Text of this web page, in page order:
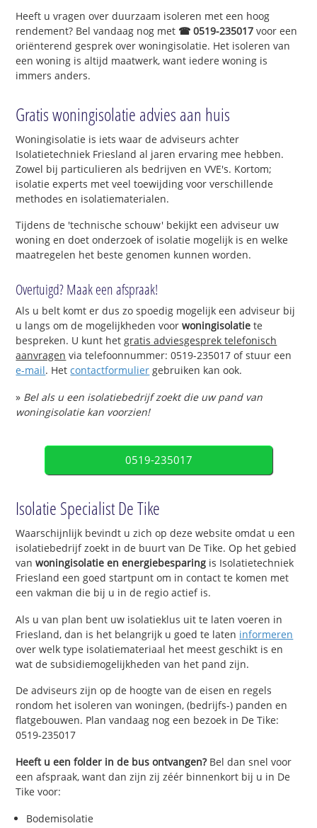
Heeft u vragen over duurzaam isoleren met een hoog
rendement? Bel vandaag nog met ☎ 0519-235017 voor een
oriënterend gesprek over woningisolatie. Het isoleren van
een woning is altijd maatwerk, want iedere woning is
immers anders.
Gratis woningisolatie advies aan huis
Woningisolatie is iets waar de adviseurs achter
Isolatietechniek Friesland al jaren ervaring mee hebben.
Zowel bij particulieren als bedrijven en VVE's. Kortom;
isolatie experts met veel toewijding voor verschillende
methodes en isolatiematerialen.
Tijdens de 'technische schouw' bekijkt een adviseur uw
woning en doet onderzoek of isolatie mogelijk is en welke
maatregelen het beste genomen kunnen worden.
Overtuigd? Maak een afspraak!
Als u belt komt er dus zo spoedig mogelijk een adviseur bij
u langs om de mogelijkheden voorwoningisolatie te
bespreken. U kunt hetgratis adviesgesprek telefonisch
aanvragen via telefoonnummer: 0519-235017 of stuur een
e-mail. Hetcontactformulier gebruiken kan ook.
» Bel als u een isolatiebedrijf zoekt die uw pand van
woningisolatie kan voorzien!
0519-235017
Isolatie Specialist De Tike
Waarschijnlijk bevindt u zich op deze website omdat u een
isolatiebedrijf zoekt in de buurt van De Tike. Op het gebied
vanwoningisolatie en energiebesparing is Isolatietechniek
Friesland een goed startpunt om in contact te komen met
een vakman die bij u in de regio actief is.
Als u van plan bent uw isolatieklus uit te laten voeren in
Friesland, dan is het belangrijk u goed te laten informeren
over welk type isolatiemateriaal het meest geschikt is en
wat de subsidiemogelijkheden van het pand zijn.
De adviseurs zijn op de hoogte van de eisen en regels
rondom het isoleren van woningen, (bedrijfs-) panden en
flatgebouwen. Plan vandaag nog een bezoek in De Tike:
0519-235017
Heeft u een folder in de bus ontvangen?Bel dan snel voor
een afspraak, want dan zijn zij zéér binnenkort bij u in De
Tike voor:
Bodemisolatie